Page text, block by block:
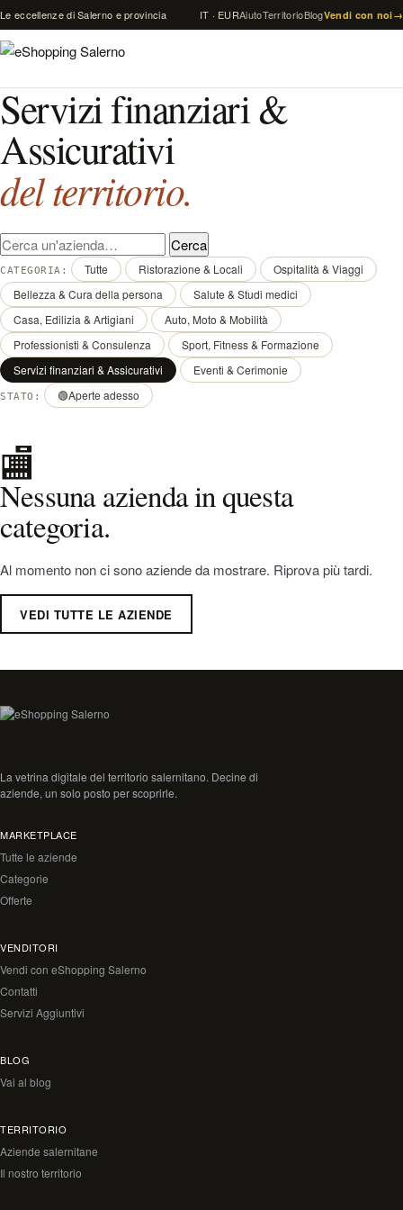
Vai al contenuto
Le eccellenze di Salerno e provincia IT · EURAiutoTerritorioBlogVendi con noi→
Servizi finanziari &
Assicurativi
del territorio.
Cerca un'azienda Cerca
CATEGORIA: Tutte Ristorazione & Locali
Ospitalità & Viaggi
Bellezza & Cura della persona
Salute & Studi medici
Casa, Edilizia & Artigiani
Auto, Moto & Mobilità
Professionisti & Consulenza
Sport, Fitness & Formazione
Servizi finanziari & Assicurativi
Eventi & Cerimonie
STATO: 🟢Aperte adesso
🏬
Nessuna azienda in questa
categoria.
Al momento non ci sono aziende da mostrare. Riprova più tardi.
VEDI TUTTE LE AZIENDE
La vetrina digitale del territorio salernitano. Decine di
aziende, un solo posto per scoprirle.
MARKETPLACE
Tutte le aziende
Categorie
Offerte
VENDITORI
Vendi con eShopping Salerno
Contatti
Servizi Aggiuntivi
BLOG
Vai al blog
TERRITORIO
Aziende salernitane
Il nostro territorio